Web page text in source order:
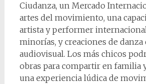
Ciudanza, un Mercado
artes del movimiento, una
artista y performer
minorías, y creaciones de
audiovisual. Los más chicos
obras para compartir en familia
una experiencia lúdica de